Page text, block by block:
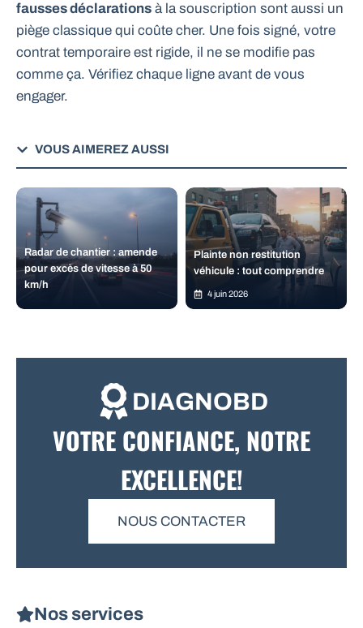
fausses déclarations à la souscription sont aussi un
piège classique qui coûte cher. Une fois signé, votre
contrat temporaire est rigide, il ne se modifie pas
comme ça. Vérifiez chaque ligne avant de vous
engager.
VOUS AIMEREZ AUSSI
Radar de chantier : amende
pour excès de vitesse à 50
km/h
Plainte non restitution
véhicule : tout comprendre
4 juin 2026
DIAGNOBD
VOTRE CONFIANCE, NOTRE
EXCELLENCE!
NOUS CONTACTER
Nos services